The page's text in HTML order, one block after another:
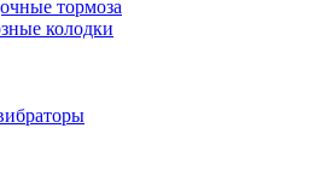
тормоза
колодки